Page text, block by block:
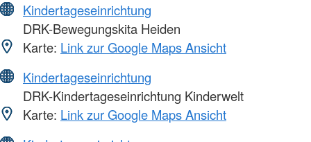
Kindertageseinrichtung
DRK-Bewegungskita Heiden
Karte: Link zur Google Maps Ansicht
Kindertageseinrichtung
DRK-Kindertageseinrichtung Kinderwelt
Karte: Link zur Google Maps Ansicht